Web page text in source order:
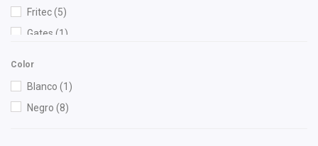
Fritec(5)
Gates (1)
Color
Blanco (1)
Negro (8)